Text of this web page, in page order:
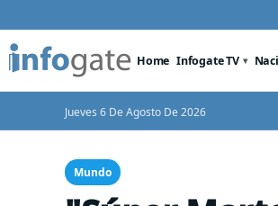
Home Infogate TV
Jueves 6 De Agosto De 2026
Mundo